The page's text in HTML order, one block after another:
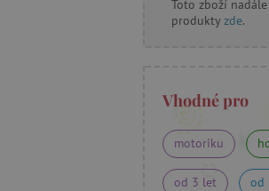
Toto zboží
produkty zde.
Vhodné pro
motoriku
od 3 let od